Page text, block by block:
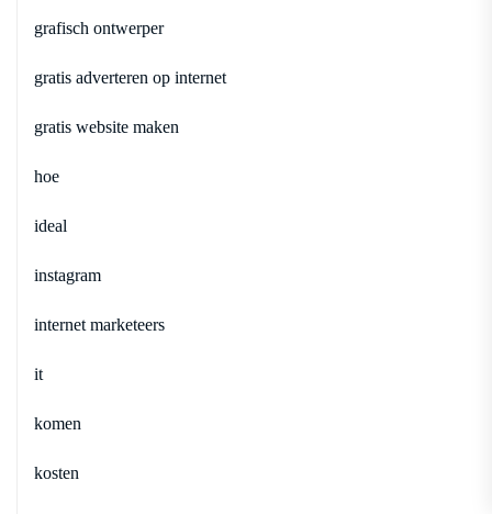
grafisch ontwerper
gratis adverteren op internet
gratis website maken
hoe
ideal
instagram
internet marketeers
it
komen
kosten